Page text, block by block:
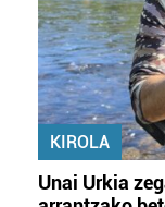
KIROLA
Unai Urkia